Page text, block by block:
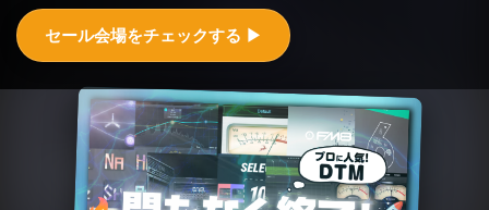
セール会場をチェックする ▶︎